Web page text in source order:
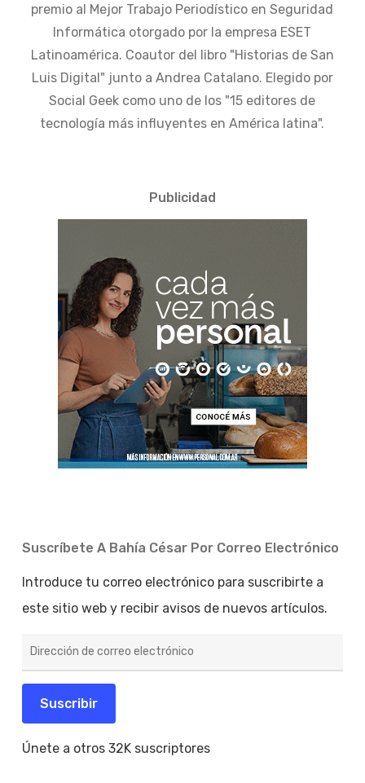
premio al Mejor Trabajo Periodístico en Seguridad
Informática otorgado por la empresa ESET
Latinoamérica. Coautor del libro "Historias de San
Luis Digital" junto a Andrea Catalano. Elegido por
Social Geek como uno de los "15 editores de
tecnología más influyentes en América latina".
Publicidad
Suscríbete A Bahía César Por Correo Electrónico
Introduce tu correo electrónico para suscribirte a
este sitio web y recibir avisos de nuevos artículos.
de
electrónico
Suscribir
Únete a otros 32K suscriptores